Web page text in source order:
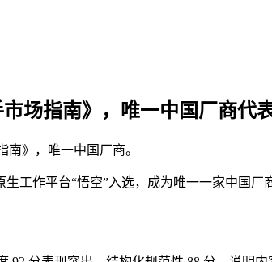
场指南》，唯一中国厂商代
南》，唯一中国厂商。
工作平台“悟空”入选，成为唯一一家中国